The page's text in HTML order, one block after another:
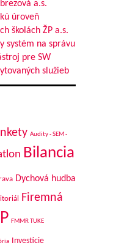
a.s.
úroveň
školách ŽP a.s.
systém na správu
pre SW
služieb
Audity - SEM -
Bilancia
Dychová hudba
Firemná
FMMR TUKE
Investície